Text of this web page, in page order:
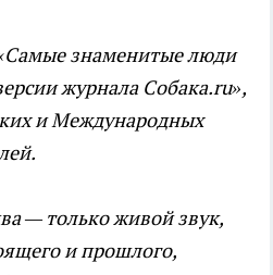
знаменитые люди
журнала Собака.ru»,
и Международных
— только живой звук,
и прошлого,